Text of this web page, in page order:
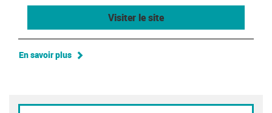
Visiter le site
En savoir plus